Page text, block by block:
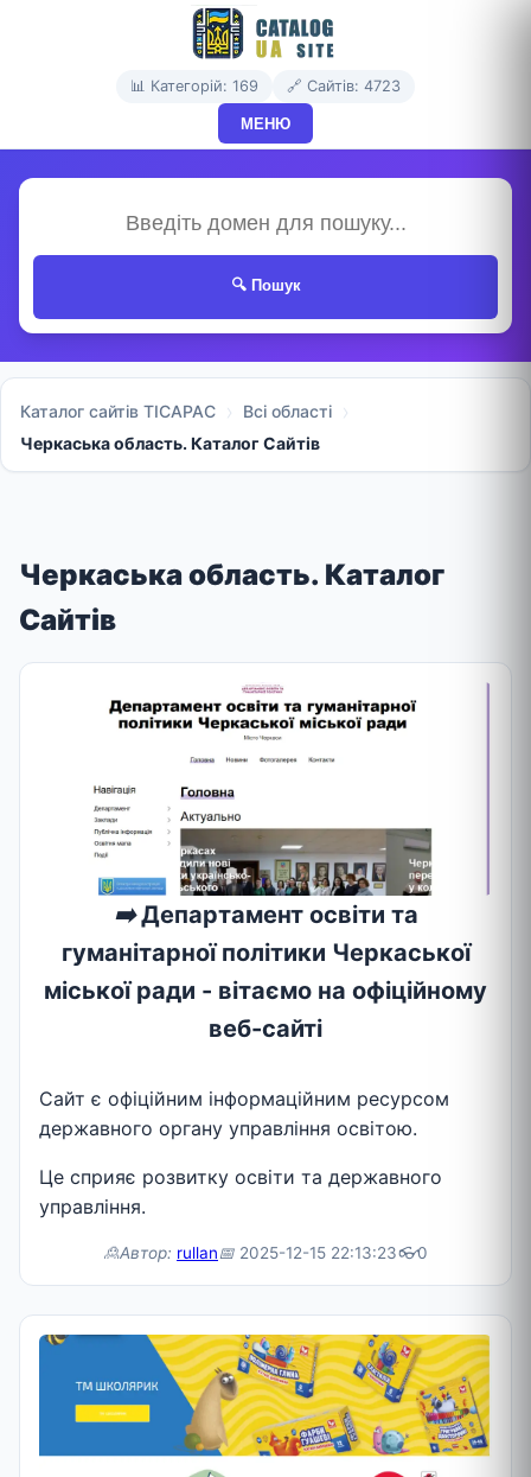
📊 Категорій: 169 🔗 Сайтів: 4723
МЕНЮ
🔍 Пошук
Каталог сайтів TICAPAC
Всі області
Черкаська область. Каталог Сайтів
Черкаська область. Каталог
Сайтів
➡️Департамент освіти та
гуманітарної політики Черкаської
міської ради - вітаємо на офіційному
веб-сайті
Сайт є офіційним інформаційним ресурсом
державного органу управління освітою.
Це сприяє розвитку освіти та державного
управління.
🙎Автор: rullan📅 2025-12-15 22:13:23👓0